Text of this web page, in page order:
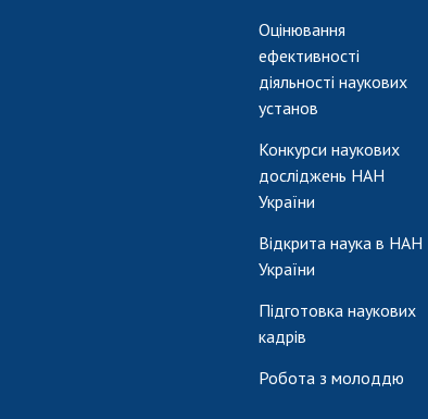
Оцінювання
ефективності
діяльності наукових
установ
Конкурси наукових
досліджень НАН
України
Відкрита наука в НАН
України
Підготовка наукових
кадрів
Робота з молоддю